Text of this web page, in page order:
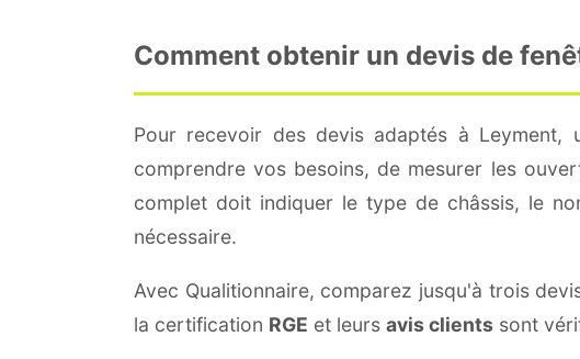
Comment obtenir un devis de
Pour recevoir des devis adaptés à Leyment,
comprendre vos besoins, de mesurer les
complet doit indiquer le type de châssis, le
nécessaire.
Avec Qualitionnaire, comparez jusqu'à trois
la certification RGE et leurs avis clients sont